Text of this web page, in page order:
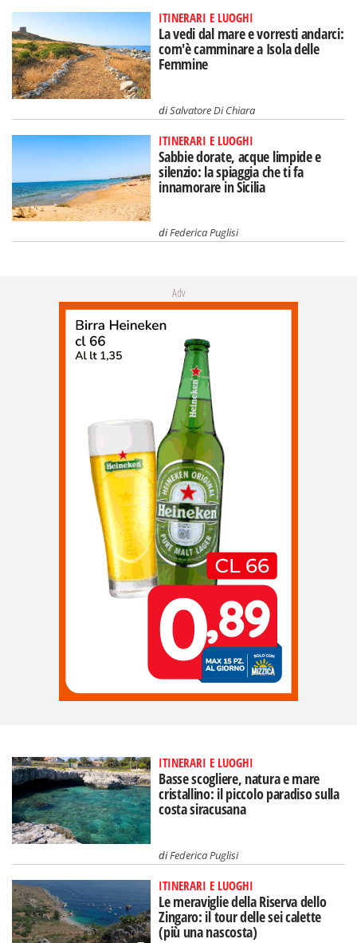
ITINERARI E LUOGHI
La vedi dal mare e vorresti andarci:
com'è camminare a Isola delle
Femmine
diSalvatore Di Chiara
ITINERARI E LUOGHI
Sabbie dorate, acque limpide e
silenzio: la spiaggia che ti fa
innamorare in Sicilia
diFederica Puglisi
Adv
ITINERARI E LUOGHI
Basse scogliere, natura e mare
cristallino: il piccolo paradiso sulla
costa siracusana
diFederica Puglisi
ITINERARI E LUOGHI
Le meraviglie della Riserva dello
Zingaro: il tour delle sei calette
(più una nascosta)